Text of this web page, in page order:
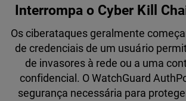
Interrompa o Cyber Kill
Os ciberataques geralmente
de credenciais de um usuário
de invasores à rede ou a uma
confidencial. O WatchGuard
segurança necessária para